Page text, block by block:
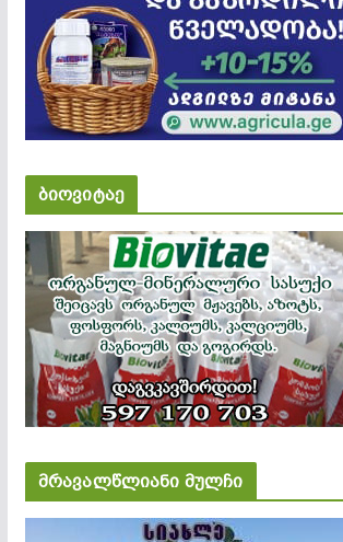
ბიოვიტაე
მრავალწლიანი მულჩი